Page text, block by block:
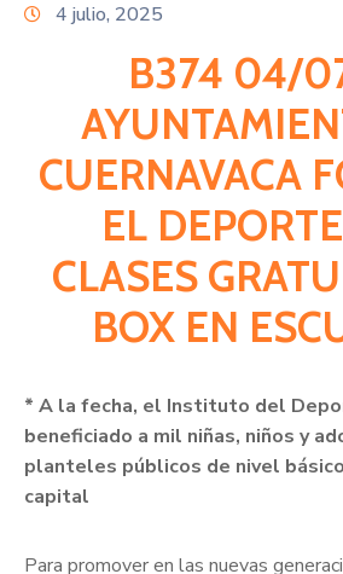
4 julio, 2025
B374 04/
CUERNAVACA
EL
CLASES
BOX EN
* A la fecha, el Instituto del
beneficiado a mil niñas, niños y
planteles públicos de nivel
capital
Para promover en las nuevas